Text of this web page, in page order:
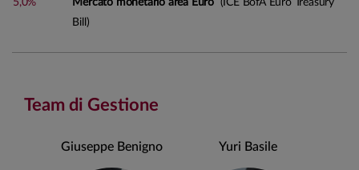
5,0%
Mercato monetario area Euro (ICE BofA Euro Treasury
Bill)
Team di Gestione
Giuseppe Benigno Yuri Basile